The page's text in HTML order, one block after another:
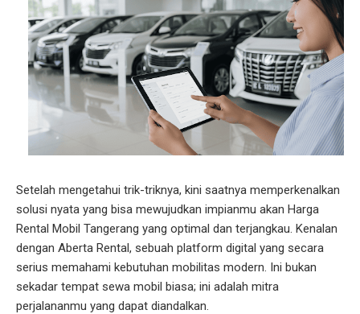
Setelah mengetahui trik-triknya, kini saatnya memperkenalkan
solusi nyata yang bisa mewujudkan impianmu akan Harga
Rental Mobil Tangerang yang optimal dan terjangkau. Kenalan
dengan Aberta Rental, sebuah platform digital yang secara
serius memahami kebutuhan mobilitas modern. Ini bukan
sekadar tempat sewa mobil biasa; ini adalah mitra
perjalananmu yang dapat diandalkan.